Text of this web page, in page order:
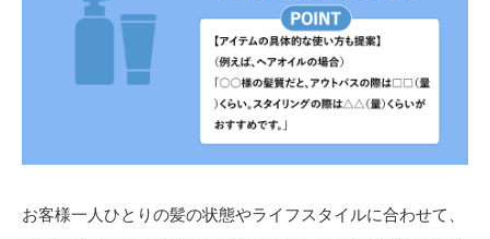
お客様一人ひとりの髪の状態やライフスタイルに合わせて、